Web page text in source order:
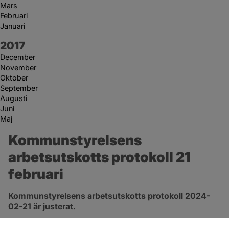
Mars
Februari
Januari
År:
2017
December
November
Oktober
September
Augusti
Juni
Maj
Kommunstyrelsens
arbetsutskotts protokoll 21
februari
Kommunstyrelsens arbetsutskotts protokoll 2024-
02-21 är justerat.